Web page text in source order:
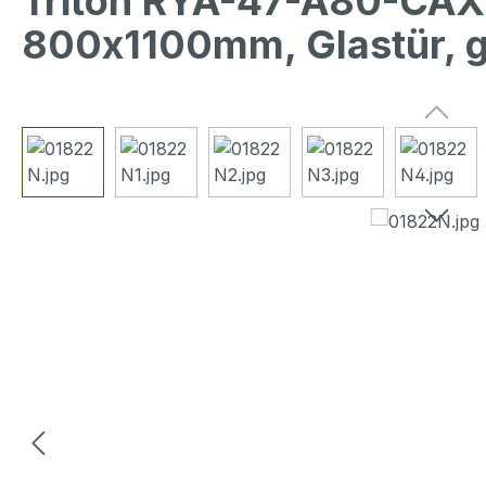
800x1100mm, Glastür,
Bildergalerie überspringen